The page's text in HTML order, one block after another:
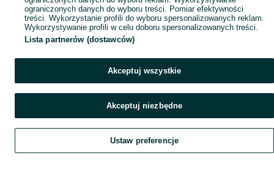
Szukaj Obserwujesz Dodaj Czat Konto
ograniczonych danych do wyboru treści. Pomiar efektywności
treści. Wykorzystanie profili do wyboru spersonalizowanych reklam.
Wykorzystywanie profili w celu doboru spersonalizowanych treści.
Lista partnerów (dostawców)
Akceptuj wszystkie
Akceptuj niezbędne
Ustaw preferencje